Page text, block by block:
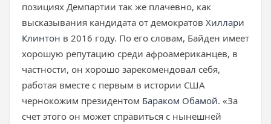
позициях Демпартии так же плачевно, как
высказывания кандидата от демократов Хиллари
Клинтон в 2016 году. По его словам, Байден имеет
хорошую репутацию среди афроамериканцев, в
частности, он хорошо зарекомендовал себя,
работая вместе с первым в истории США
чернокожим президентом Бараком Обамой. «За
счет этого он может справиться с нынешней